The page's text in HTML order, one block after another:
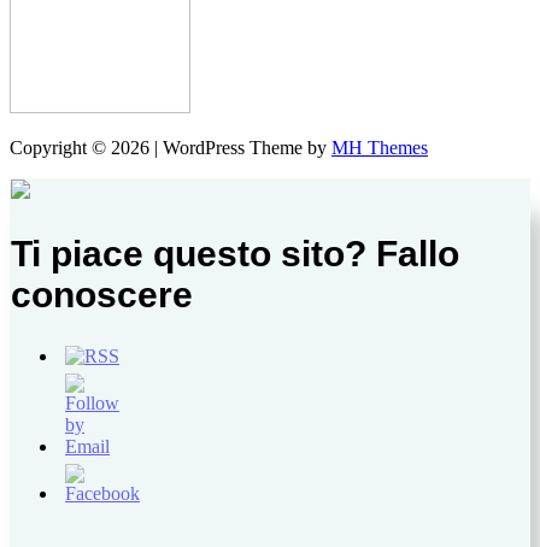
Copyright © 2026 | WordPress Theme by MH Themes
Ti piace questo sito? Fallo
conoscere